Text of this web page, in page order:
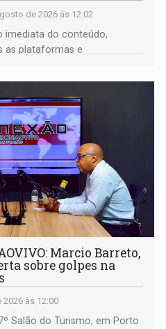
de 2026 às 12:02
imediata do conteúdo,
as plataformas e
Marcio Barreto,
sobre golpes na
às 12:00
Salão do Turismo, em Porto